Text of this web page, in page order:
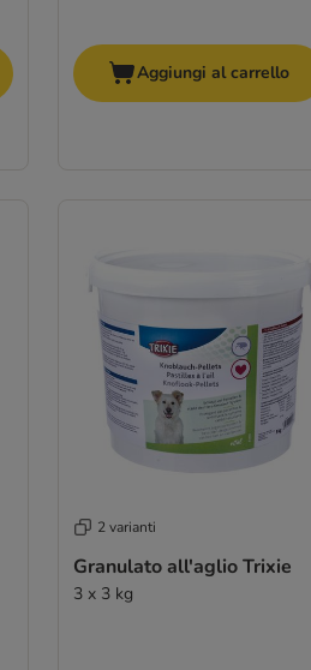
Aggiungi al carrello
2 varianti
Granulato all'aglio Trixie
3 x 3 kg